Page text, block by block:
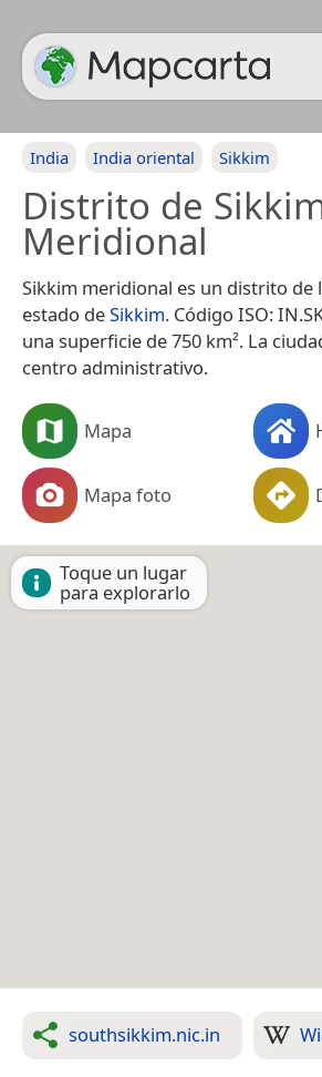
India India oriental Sikkim
Distrito de
Meridional
Sikkim meridional es un distrito de
estado deSikkim. Código ISO:
una superficie de 750 km². La
centro administrativo.
Mapa
Mapa foto
Toque un lugar
para explorarlo
southsikkim.nic.in